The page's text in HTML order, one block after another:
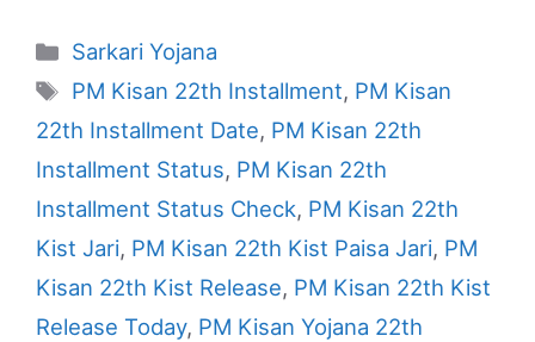
Categories
Sarkari Yojana
Tags
PM Kisan 22th Installment, PM Kisan
22th Installment Date, PM Kisan 22th
Installment Status, PM Kisan 22th
Installment Status Check, PM Kisan 22th
Kist Jari, PM Kisan 22th Kist Paisa Jari, PM
Kisan 22th Kist Release, PM Kisan 22th Kist
Release Today, PM Kisan Yojana 22th